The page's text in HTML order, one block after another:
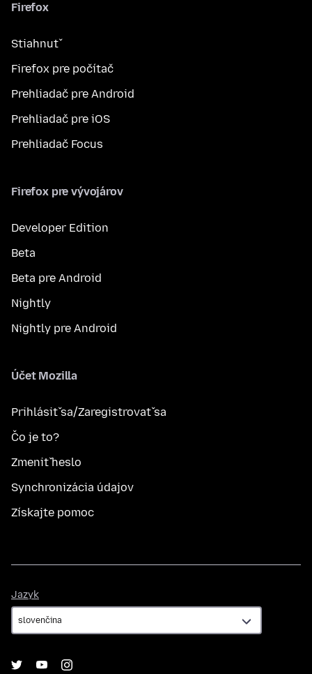
Firefox
Stiahnuť
Firefox pre počítač
Prehliadač pre Android
Prehliadač pre iOS
Prehliadač Focus
Firefox pre vývojárov
Developer Edition
Beta
Beta pre Android
Nightly
Nightly pre Android
Účet Mozilla
Prihlásiť sa/Zaregistrovať sa
Čo je to?
Zmeniť heslo
Synchronizácia údajov
Získajte pomoc
Jazyk